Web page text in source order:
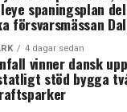
Slätthult (Södra
godsstråket genom
Rättelöv och
(Södra stambanan)
spaningsplan
försvarsmässan
4 dagar sedan
vinner dansk
stöd bygga